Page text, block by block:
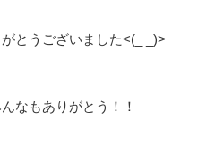
とうございました<(_ _)>
なもありがとう！！